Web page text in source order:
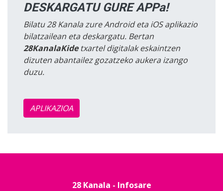
DESKARGATU GURE APPa!
Bilatu 28 Kanala zure Android eta iOS aplikazio
bilatzailean eta deskargatu. Bertan
28KanalaKidetxartel digitalak eskaintzen
dizuten abantailez gozatzeko aukera izango
duzu.
APLIKAZIOA
28 Kanala - Infosare